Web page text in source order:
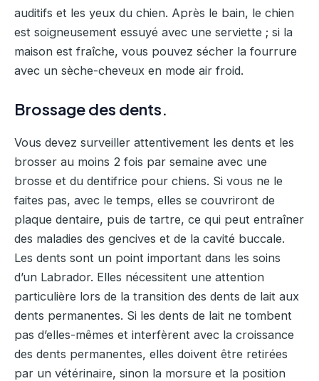
auditifs et les yeux du chien. Après le bain, le chien
est soigneusement essuyé avec une serviette ; si la
maison est fraîche, vous pouvez sécher la fourrure
avec un sèche-cheveux en mode air froid.
Brossage des dents.
Vous devez surveiller attentivement les dents et les
brosser au moins 2 fois par semaine avec une
brosse et du dentifrice pour chiens. Si vous ne le
faites pas, avec le temps, elles se couvriront de
plaque dentaire, puis de tartre, ce qui peut entraîner
des maladies des gencives et de la cavité buccale.
Les dents sont un point important dans les soins
d’un Labrador. Elles nécessitent une attention
particulière lors de la transition des dents de lait aux
dents permanentes. Si les dents de lait ne tombent
pas d’elles-mêmes et interfèrent avec la croissance
des dents permanentes, elles doivent être retirées
par un vétérinaire, sinon la morsure et la position